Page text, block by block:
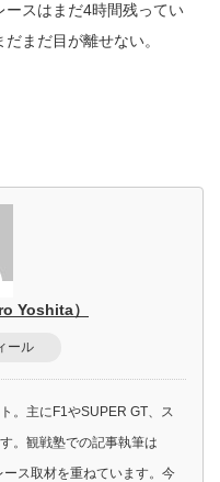
ースはまだ4時間残ってい
まだ目が離せない。
Yoshita）
ール
。主にF1やSUPER GT、ス
。観戦塾での記事執筆は
ス取材を重ねています。今